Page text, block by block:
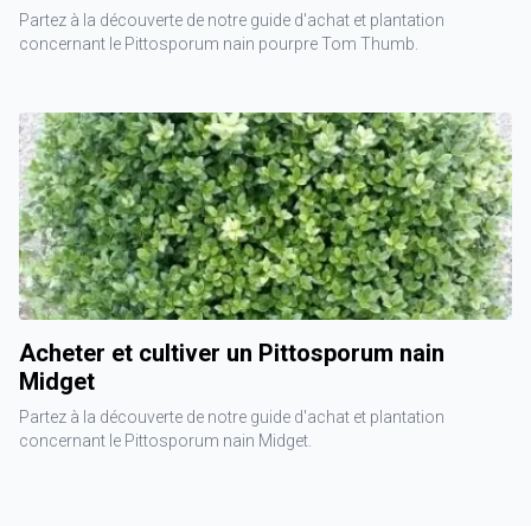
Partez à la découverte de notre guide d'achat et plantation
concernant le Pittosporum nain pourpre Tom Thumb.
Acheter et cultiver un Pittosporum nain
Midget
Partez à la découverte de notre guide d'achat et plantation
concernant le Pittosporum nain Midget.